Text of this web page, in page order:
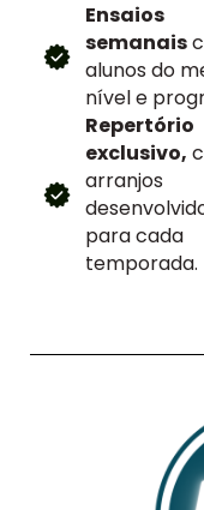
Ensaios
semanais
alunos do
nível e
Repertório
exclusivo,
arranjos
para cada
temporada.